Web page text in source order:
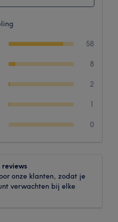
58
8
2
1
0
onze klanten, zodat je
verwachten bij elke